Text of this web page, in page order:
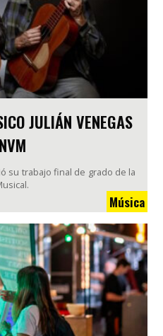
JULIÁN VENEGAS
su trabajo final de grado de la
Música